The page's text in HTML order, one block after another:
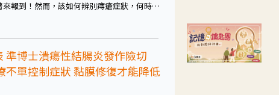
報到！然而，該如何辨別痔瘡症狀，何時該
任為大家解答！
準博士潰瘍性結腸炎發作險切
不單控制症狀 黏膜修復才能降低